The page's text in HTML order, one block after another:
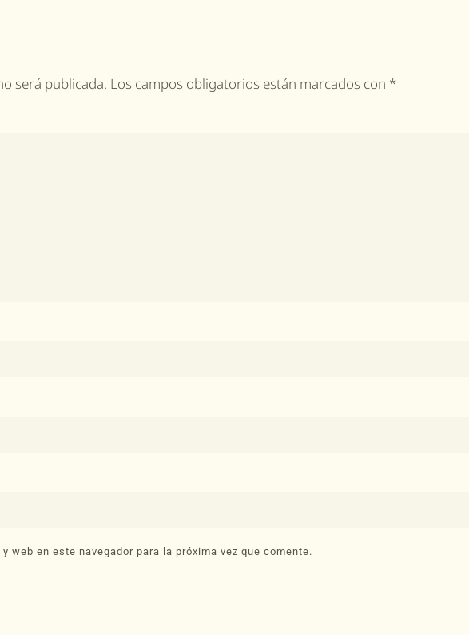
será publicada. Los campos obligatorios están marcados con *
web en este navegador para la próxima vez que comente.